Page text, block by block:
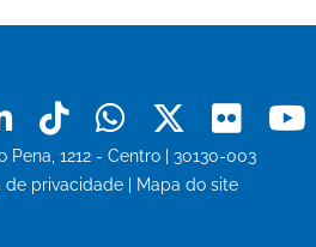
LinkedinTiktokWhatsapp
X Flickr
Pena, 1212 - Centro | 30130-003
de privacidade
Mapa do site